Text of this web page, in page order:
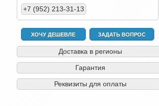
+7 (952) 213-31-13
ХОЧУ ДЕШЕВЛЕ ЗАДАТЬ ВОПРОС
Доставка в регионы
Гарантия
Реквизиты для оплаты